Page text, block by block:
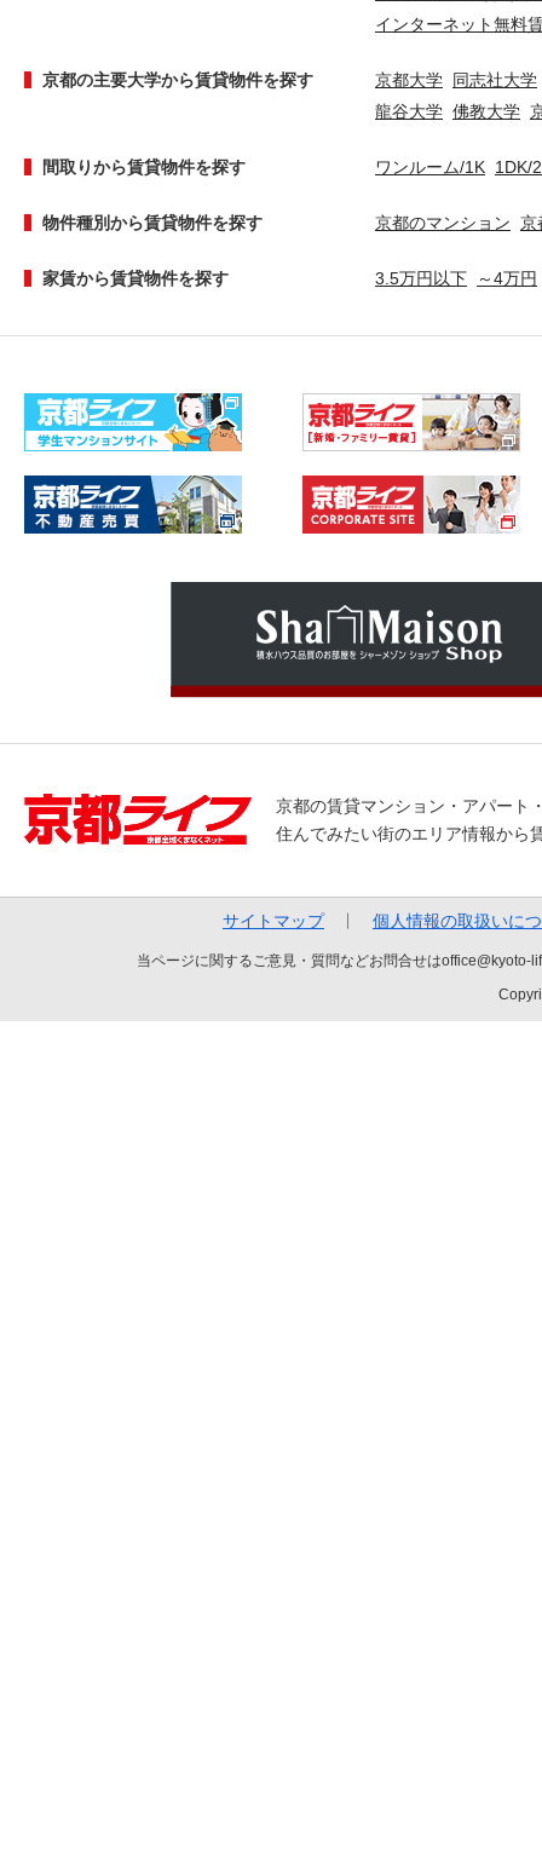
インターネット無料
京都の主要大学から賃貸物件を探す 京都大学 同志社大学
龍谷大学 佛教大学
間取りから賃貸物件を探す ワンルーム/1K 1DK/
物件種別から賃貸物件を探す 京都のマンション 京
家賃から賃貸物件を探す 3.5万円以下 ～4万円
京都の賃貸マンション・アパート
住んでみたい街のエリア情報から
サイトマップ 個人情報の取扱いに
当ページに関するご意見・質問などお問合せは